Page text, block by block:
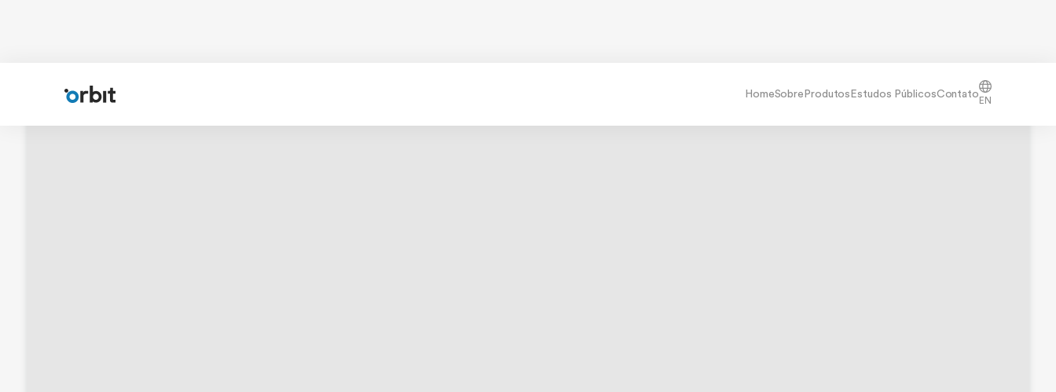
HomeSobre Produtos Estudos PúblicosContato
EN